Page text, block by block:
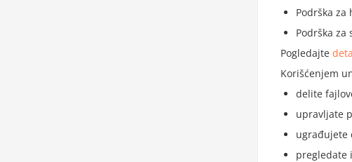
Podrška
Podrška za
Pogledajte
Korišćenjem
delite
upravljate
ugrađujete
pregledate